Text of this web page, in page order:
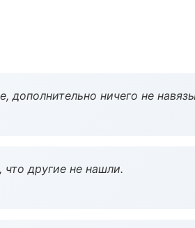
дополнительно ничего не
другие не нашли.